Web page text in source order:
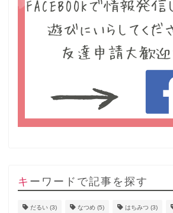
キーワードで記事を探す
だるい (3) なつめ (5) はちみつ (3)